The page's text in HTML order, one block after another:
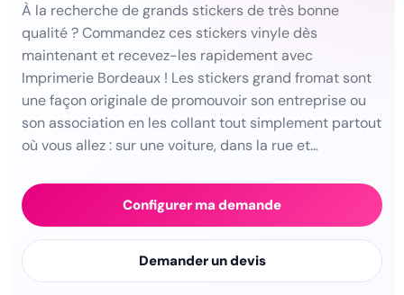
À la recherche de grands stickers de très bonne
qualité ? Commandez ces stickers vinyle dès
maintenant et recevez-les rapidement avec
Imprimerie Bordeaux ! Les stickers grand fromat sont
une façon originale de promouvoir son entreprise ou
son association en les collant tout simplement partout
où vous allez : sur une voiture, dans la rue et…
Configurer ma demande
Demander un devis